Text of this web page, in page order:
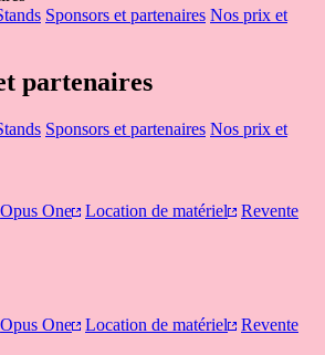
Sponsors et partenaires Nos prix et
partenaires
Sponsors et partenaires Nos prix et
Opus One Location de matériel
Revente
Opus One Location de matériel
Revente